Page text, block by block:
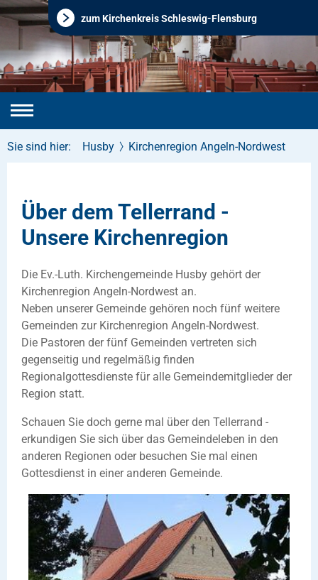
zum Kirchenkreis Schleswig-Flensburg
Sie sind hier: Husby Kirchenregion Angeln-Nordwest
Über dem Tellerrand -
Unsere Kirchenregion
Die Ev.-Luth. Kirchengemeinde Husby gehört der
Kirchenregion Angeln-Nordwest an.
Neben unserer Gemeinde gehören noch fünf weitere
Gemeinden zur Kirchenregion Angeln-Nordwest.
Die Pastoren der fünf Gemeinden vertreten sich
gegenseitig und regelmäßig finden
Regionalgottesdienste für alle Gemeindemitglieder der
Region statt.
Schauen Sie doch gerne mal über den Tellerrand -
erkundigen Sie sich über das Gemeindeleben in den
anderen Regionen oder besuchen Sie mal einen
Gottesdienst in einer anderen Gemeinde.